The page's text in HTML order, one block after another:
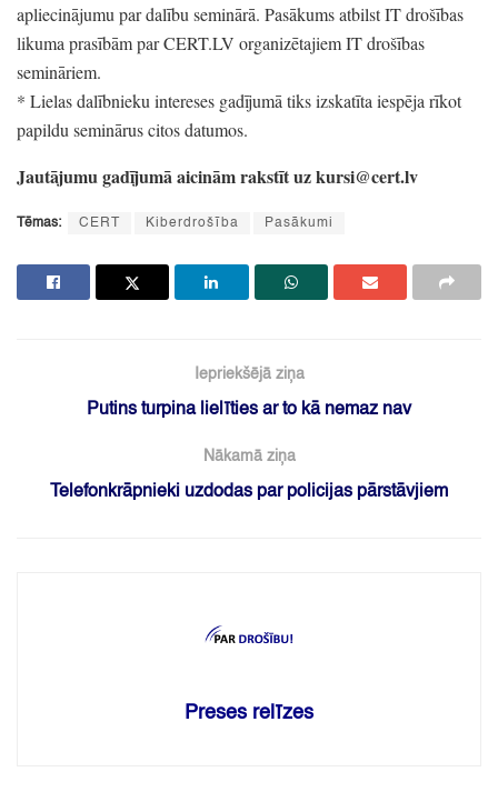
apliecinājumu par dalību seminārā. Pasākums atbilst IT drošības
likuma prasībām par CERT.LV organizētajiem IT drošības
semināriem.
* Lielas dalībnieku intereses gadījumā tiks izskatīta iespēja rīkot
papildu seminārus citos datumos.
Jautājumu gadījumā aicinām rakstīt uz kursi@cert.lv
Tēmas: CERT Kiberdrošība Pasākumi
Iepriekšējā ziņa
Putins turpina lielīties ar to kā nemaz nav
Nākamā ziņa
Telefonkrāpnieki uzdodas par policijas pārstāvjiem
Preses relīzes